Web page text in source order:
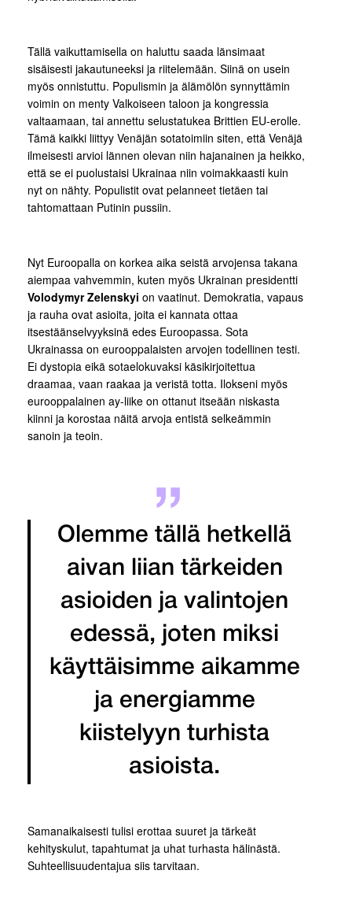
Tällä vaikuttamisella on haluttu saada länsimaat
sisäisesti jakautuneeksi ja riitelemään. Siinä on usein
myös onnistuttu. Populismin ja älämölön synnyttämin
voimin on menty Valkoiseen taloon ja kongressia
valtaamaan, tai annettu selustatukea Brittien EU-erolle.
Tämä kaikki liittyy Venäjän sotatoimiin siten, että Venäjä
ilmeisesti arvioi lännen olevan niin hajanainen ja heikko,
että se ei puolustaisi Ukrainaa niin voimakkaasti kuin
nyt on nähty. Populistit ovat pelanneet tietäen tai
tahtomattaan Putinin pussiin.
Nyt Euroopalla on korkea aika seistä arvojensa takana
aiempaa vahvemmin, kuten myös Ukrainan presidentti
Volodymyr Zelenskyi on vaatinut. Demokratia, vapaus
ja rauha ovat asioita, joita ei kannata ottaa
itsestäänselvyyksinä edes Euroopassa. Sota
Ukrainassa on eurooppalaisten arvojen todellinen testi.
Ei dystopia eikä sotaelokuvaksi käsikirjoitettua
draamaa, vaan raakaa ja veristä totta. Ilokseni myös
eurooppalainen ay-liike on ottanut itseään niskasta
kiinni ja korostaa näitä arvoja entistä selkeämmin
sanoin ja teoin.
Olemme tällä hetkellä
aivan liian tärkeiden
asioiden ja valintojen
edessä, joten miksi
käyttäisimme aikamme
ja energiamme
kiistelyyn turhista
asioista.
Samanaikaisesti tulisi erottaa suuret ja tärkeät
kehityskulut, tapahtumat ja uhat turhasta hälinästä.
Suhteellisuudentajua siis tarvitaan.